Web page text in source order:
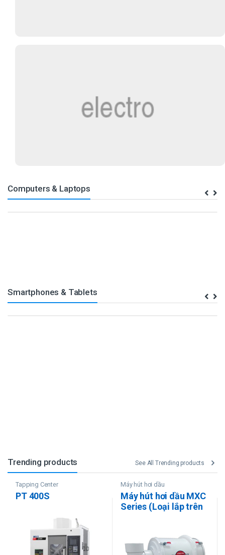
Computers & Laptops
Smartphones & Tablets
Trending products See All Trending products
Tapping Center
PT 400S
Máy hút hơi dầu
Máy hút hơi dầu MXC
Series (Loại lắp trên